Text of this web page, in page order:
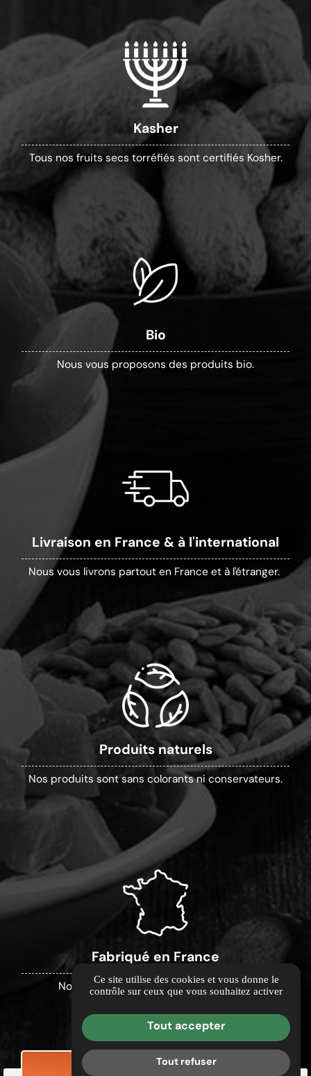
Kasher
Tous nos fruits secs torréfiés sont certifiés Kosher.
Bio
Nous vous proposons des produits bio.
Livraison en France & à l'international
Nous vous livrons partout en France et à l'étranger.
Produits naturels
Nos produits sont sans colorants ni conservateurs.
Fabriqué en France
Nos produits sont fabriqués en France.
CONTACTEZ-NOUS
DEMANDE DE TARIF
Ce site utilise des cookies et vous donne le
contrôle sur ceux que vous souhaitez activer
Tout accepter
Tout refuser